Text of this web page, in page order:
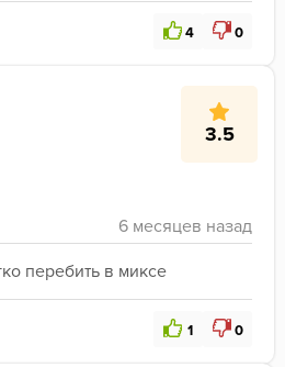
4 0
3.5
перебить в миксе
1 0